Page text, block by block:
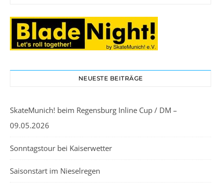
NEUESTE BEITRÄGE
SkateMunich! beim Regensburg Inline Cup / DM –
09.05.2026
Sonntagstour bei Kaiserwetter
Saisonstart im Nieselregen